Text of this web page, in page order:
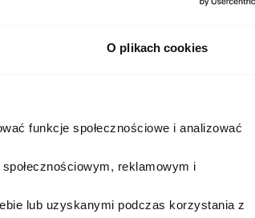
O plikach cookies
funkcje społecznościowe i analizować
reklamowym i
lub uzyskanymi podczas korzystania z
oraz jako pierwszy(a)
się na nasz email marketing. Więcej informacji, w